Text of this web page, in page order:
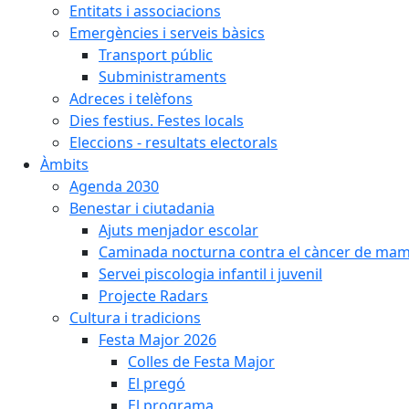
Entitats i associacions
Emergències i serveis bàsics
Transport públic
Subministraments
Adreces i telèfons
Dies festius. Festes locals
Eleccions - resultats electorals
Àmbits
Agenda 2030
Benestar i ciutadania
Ajuts menjador escolar
Caminada nocturna contra el càncer de
Servei piscologia infantil i juvenil
Projecte Radars
Cultura i tradicions
Festa Major 2026
Colles de Festa Major
El pregó